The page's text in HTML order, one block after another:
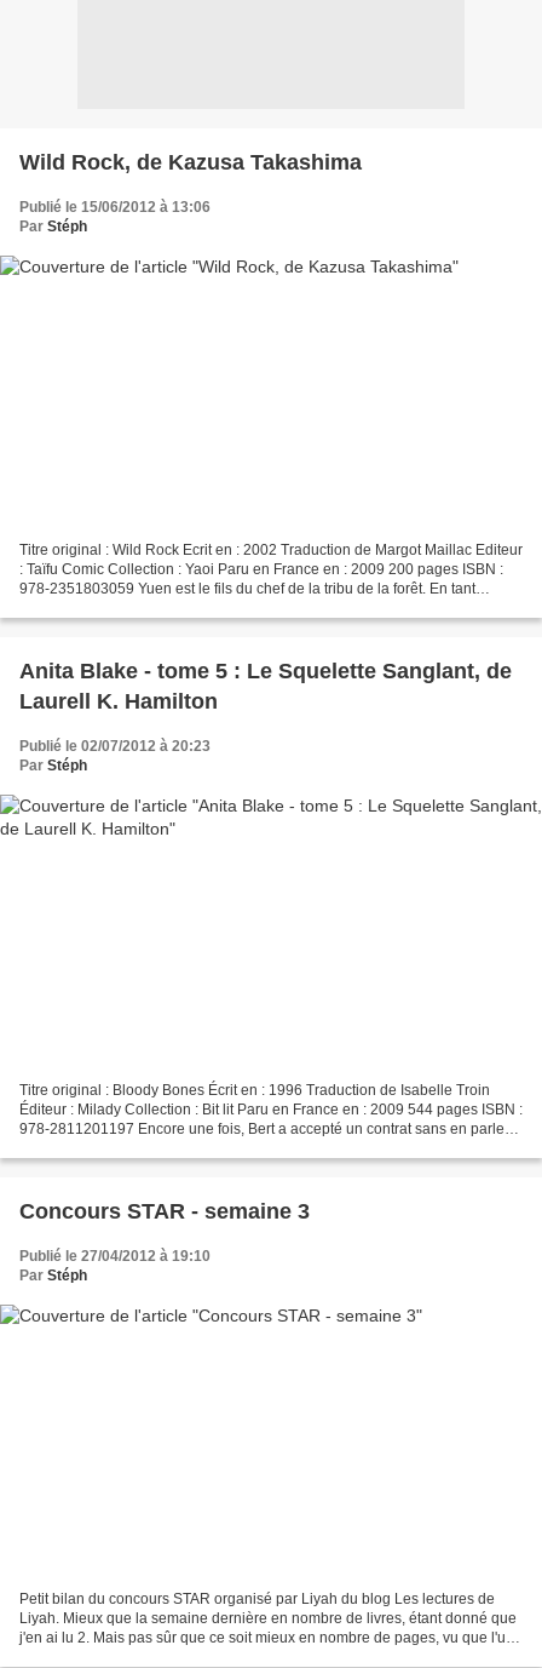
Wild Rock, de Kazusa Takashima
Publié le 15/06/2012 à 13:06
Par Stéph
Titre original : Wild Rock Ecrit en : 2002 Traduction de Margot Maillac Editeur
: Taïfu Comic Collection : Yaoi Paru en France en : 2009 200 pages ISBN :
978-2351803059 Yuen est le fils du chef de la tribu de la forêt. En tant
Anita Blake - tome 5 : Le Squelette Sanglant, de
Laurell K. Hamilton
Publié le 02/07/2012 à 20:23
Par Stéph
Titre original : Bloody Bones Écrit en : 1996 Traduction de Isabelle Troin
Éditeur : Milady Collection : Bit lit Paru en France en : 2009 544 pages ISBN :
978-2811201197 Encore une fois, Bert a accepté un contrat sans en parler à
Concours STAR - semaine 3
Publié le 27/04/2012 à 19:10
Par Stéph
Petit bilan du concours STAR organisé par Liyah du blog Les lectures de
Liyah. Mieux que la semaine dernière en nombre de livres, étant donné que
j'en ai lu 2. Mais pas sûr que ce soit mieux en nombre de pages, vu que l'un